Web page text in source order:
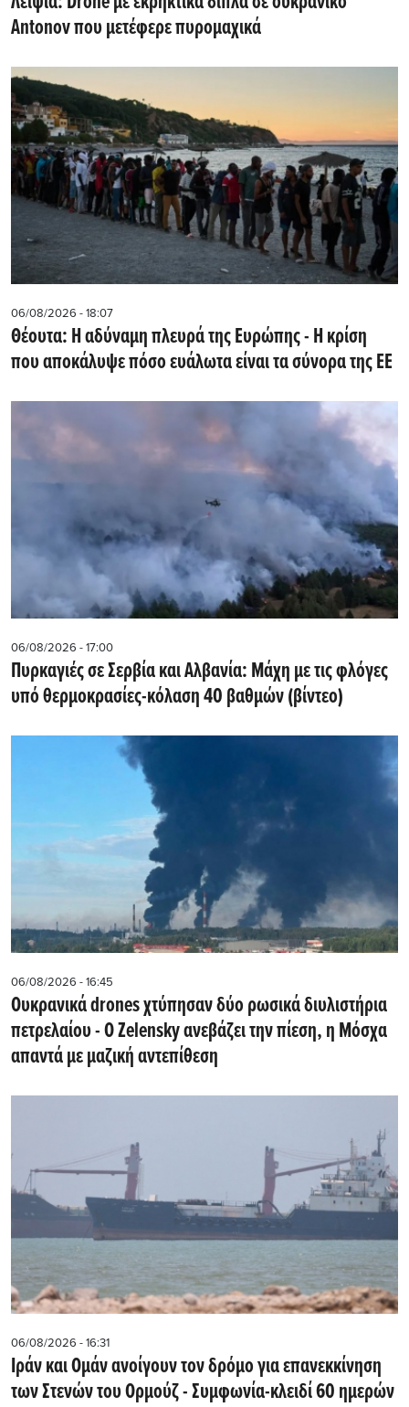
Antonov που μετέφερε πυρομαχικά
06/08/2026 - 18:07
Θέουτα: Η αδύναμη πλευρά της Ευρώπης - Η κρίση
που αποκάλυψε πόσο ευάλωτα είναι τα σύνορα της ΕΕ
06/08/2026 - 17:00
Πυρκαγιές σε Σερβία και Αλβανία: Μάχη με τις φλόγες
υπό θερμοκρασίες-κόλαση 40 βαθμών (βίντεο)
06/08/2026 - 16:45
Ουκρανικά drones χτύπησαν δύο ρωσικά διυλιστήρια
πετρελαίου - Ο Zelensky ανεβάζει την πίεση, η Μόσχα
απαντά με μαζική αντεπίθεση
06/08/2026 - 16:31
Ιράν και Ομάν ανοίγουν τον δρόμο για επανεκκίνηση
των Στενών του Ορμούζ - Συμφωνία-κλειδί 60 ημερών